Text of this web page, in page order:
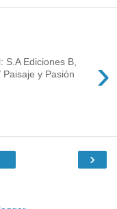
›
Ediciones B,
y Pasión
›